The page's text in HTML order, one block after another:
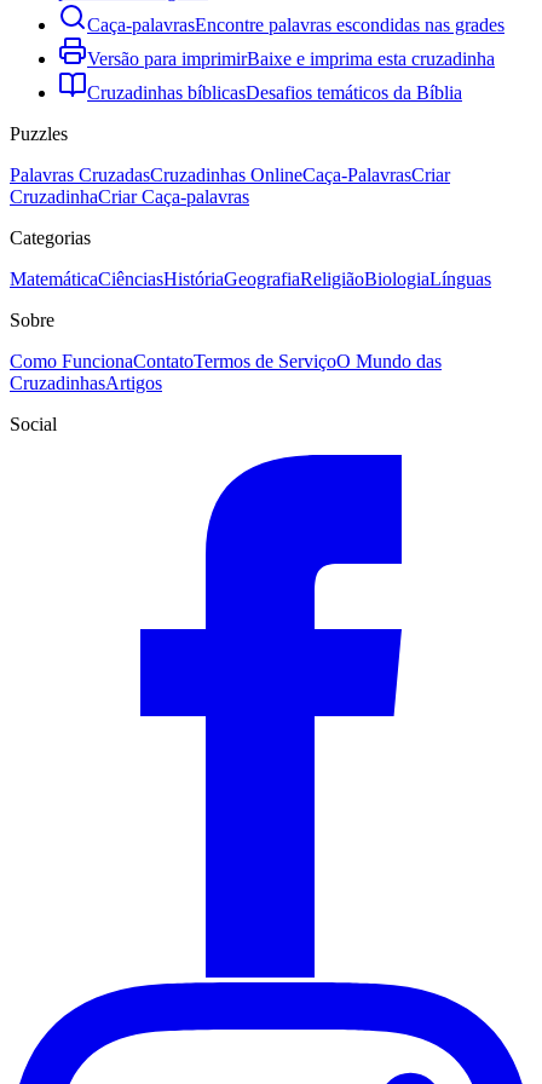
Caça-palavrasEncontre palavras escondidas nas grades
Versão para imprimirBaixe e imprima esta cruzadinha
Cruzadinhas bíblicasDesafios temáticos da Bíblia
Puzzles
Palavras CruzadasCruzadinhas OnlineCaça-PalavrasCriar
CruzadinhaCriar Caça-palavras
Categorias
MatemáticaCiênciasHistóriaGeografiaReligiãoBiologiaLínguas
Sobre
Como FuncionaContatoTermos de ServiçoO Mundo das
CruzadinhasArtigos
Social